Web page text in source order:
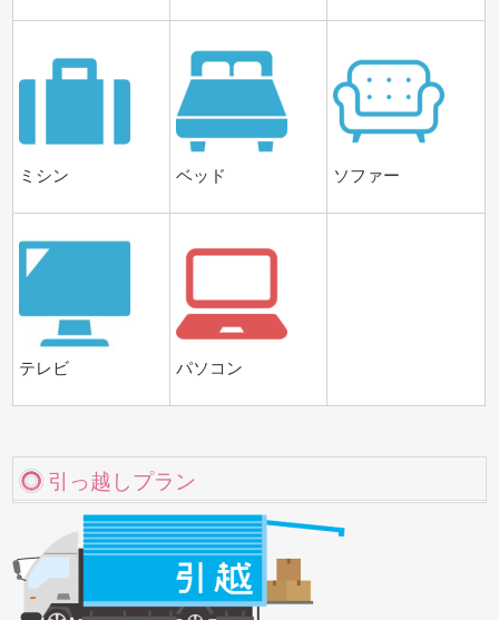
ミシン ベッド ソファー
テレビ パソコン
引っ越しプラン